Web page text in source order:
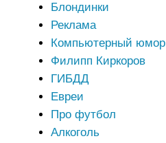
Блондинки
Реклама
Компьютерный юмор
Филипп Киркоров
ГИБДД
Евреи
Про футбол
Алкоголь